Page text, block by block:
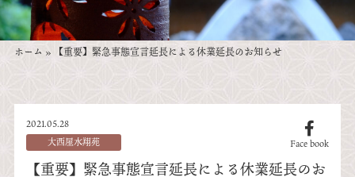
ホーム » 【重要】緊急事態宣言延長による休業延長のお知らせ
2021.05.28
大西屋水翔苑
Face book
【重要】緊急事態宣言延長による休業延長のお